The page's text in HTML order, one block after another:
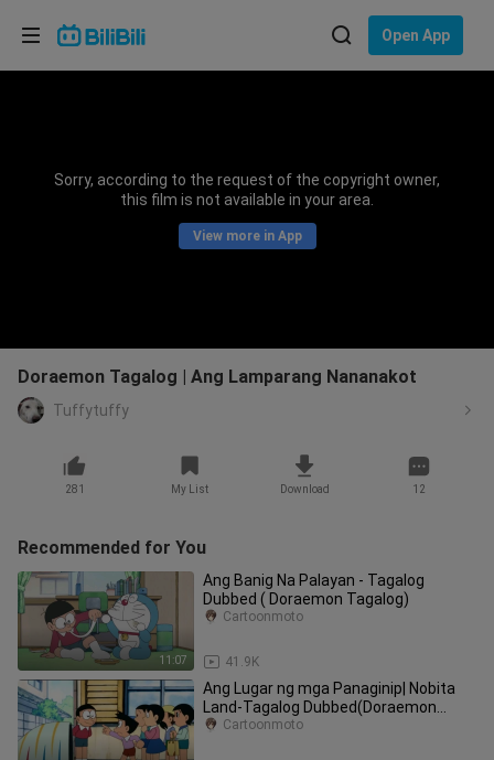
Open App
Sorry, according to the request of the copyright owner,
this film is not available in your area.
View more in App
Doraemon Tagalog | Ang Lamparang Nananakot
Tuffytuffy
281 My List Download 12
Recommended for You
11:07
Ang Banig Na Palayan - Tagalog
Dubbed ( Doraemon Tagalog)
41.9K
Cartoonmoto
Ang Lugar ng mga Panaginip| Nobita
Land-Tagalog Dubbed(Doraemon
Tagalog)
Cartoonmoto
Choose your language